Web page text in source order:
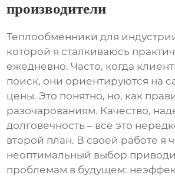
производители
Теплообменники для
которой я сталкиваюсь
ежедневно. Часто, когда
поиск, они ориентируются на
цены. Это понятно, но, как
разочарованиям. Качество,
долговечность – все это
второй план. В своей работе я
неоптимальный выбор
проблемам в будущем: